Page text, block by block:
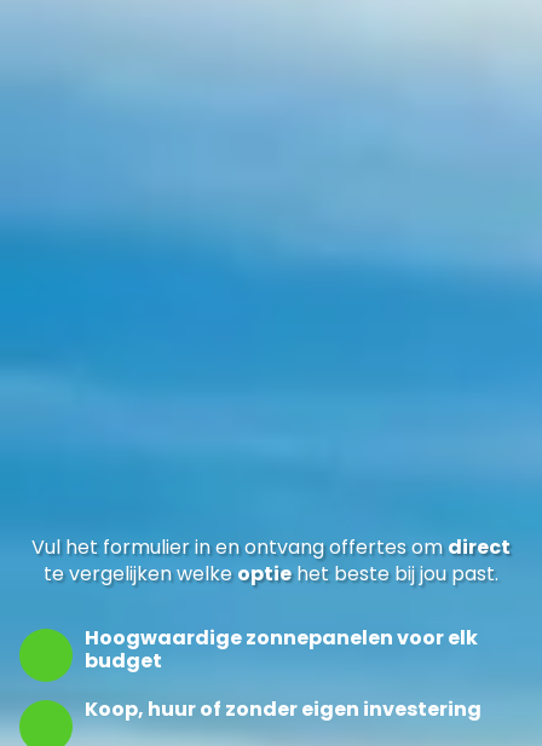
Vul het formulier in en ontvang offertes omdirect
te vergelijken welkeoptiehet beste bij jou past.
Hoogwaardige zonnepanelen voor elk
budget
Koop, huur of zonder eigen investering